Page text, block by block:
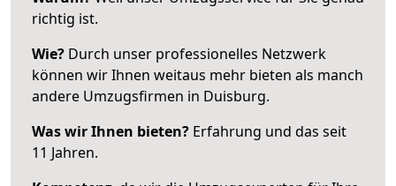
richtig ist.
Wie? Durch unser professionelles Netzwerk
können wir Ihnen weitaus mehr bieten als manch
andere Umzugsfirmen in Duisburg.
Was wir Ihnen bieten? Erfahrung und das seit
11 Jahren.